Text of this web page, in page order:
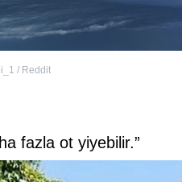
/ Reddit
fazla ot yiyebilir.”